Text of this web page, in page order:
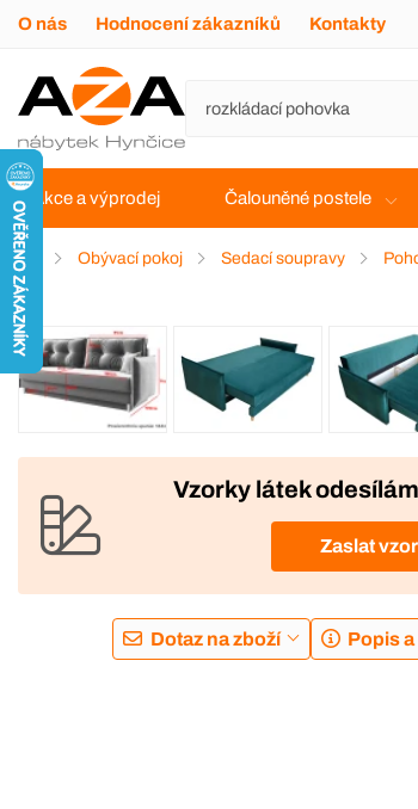
O nás Hodnocení zákazníků Kontakty
Akce a výprodej Čalouněné postele
Obývací pokoj Sedací soupravy
ZAKÁZKOVÁ VÝROBA
Vzorky látek
Zaslat
Dotaz na zboží Popis